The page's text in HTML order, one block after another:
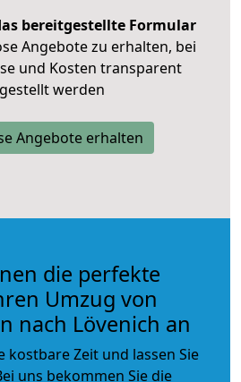
bereitgestellte Formular
Angebote zu erhalten, bei
und Kosten transparent
werden
Angebote erhalten
die perfekte
Umzug von
nach Lövenich an
kostbare Zeit und lassen Sie
uns bekommen Sie die